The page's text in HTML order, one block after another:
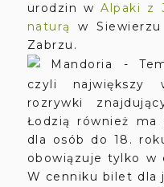
urodzin wAlpaki z
naturą
w
Zabrzu.
Mandoria -
czyli
rozrywki
Łodzią również
dla osób do 18.
obowiązuje tylko w
W cenniku bilet dla